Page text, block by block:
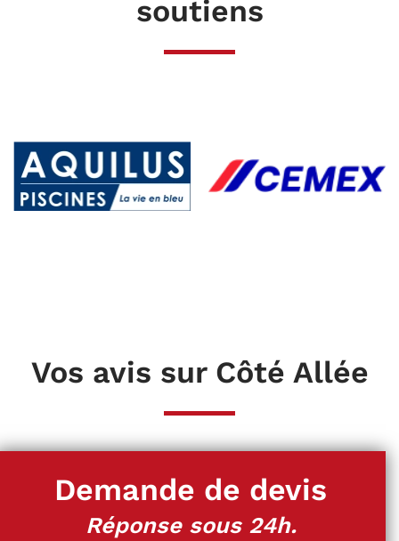
soutiens
Vos avis sur Côté Allée
Demande de devis
Réponse sous 24h.